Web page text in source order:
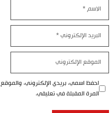
احفظ اسمي، بريدي الإلكتروني،
المرة المقبلة في تعليقي.